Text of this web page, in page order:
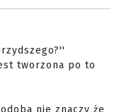
tworzona po to
nie znaczy że